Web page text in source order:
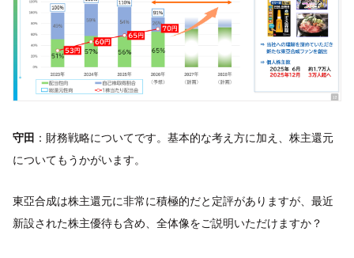
守田 ：財務戦略についてです。基本的な考え方に加え、株主還元
についてもうかがいます。
東亞合成は株主還元に非常に積極的だと定評がありますが、最近
新設された株主優待も含め、全体像をご説明いただけますか？